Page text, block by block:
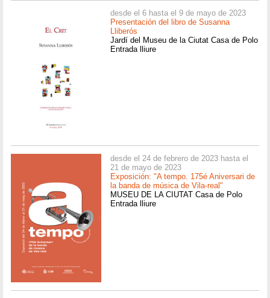
desde el 6 hasta el 9 de mayo de 2023
Presentación del libro de Susanna
Lliberós
Jardí del Museu de la Ciutat Casa de Polo
Entrada lliure
desde el 24 de febrero de 2023 hasta el
21 de mayo de 2023
Exposición: "A tempo. 175é Aniversari de
la banda de música de Vila-real"
MUSEU DE LA CIUTAT Casa de Polo
Entrada lliure